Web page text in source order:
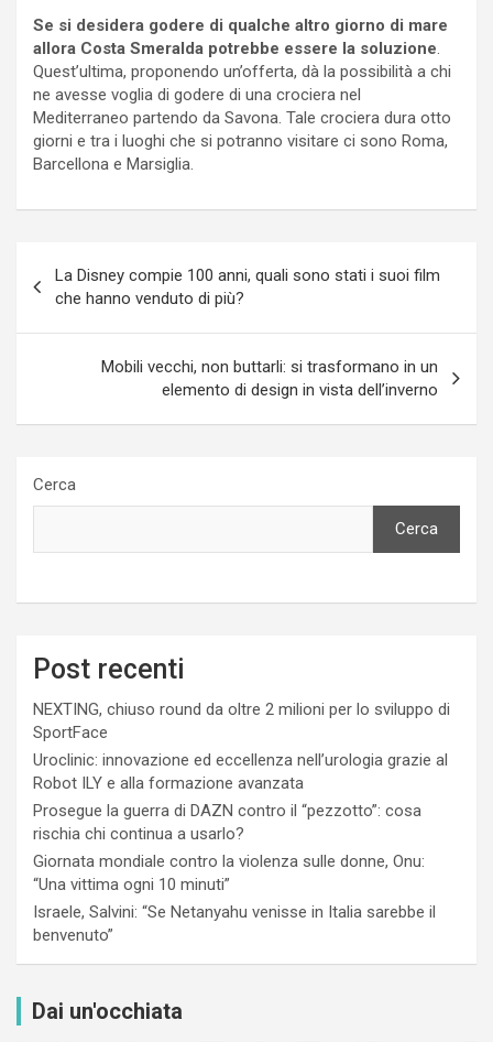
Se si desidera godere di qualche altro giorno di mare
allora Costa Smeralda potrebbe essere la soluzione.
Quest’ultima, proponendo un’offerta, dà la possibilità a chi
ne avesse voglia di godere di una crociera nel
Mediterraneo partendo da Savona. Tale crociera dura otto
giorni e tra i luoghi che si potranno visitare ci sono Roma,
Barcellona e Marsiglia.
articoli
La Disney compie 100 anni, quali sono stati i suoi film
che hanno venduto di più?
Mobili vecchi, non buttarli: si trasformano in un
elemento di design in vista dell’inverno
Cerca
Cerca
Post recenti
NEXTING, chiuso round da oltre 2 milioni per lo sviluppo di
SportFace
Uroclinic: innovazione ed eccellenza nell’urologia grazie al
Robot ILY e alla formazione avanzata
Prosegue la guerra di DAZN contro il “pezzotto”: cosa
rischia chi continua a usarlo?
Giornata mondiale contro la violenza sulle donne, Onu:
“Una vittima ogni 10 minuti”
Israele, Salvini: “Se Netanyahu venisse in Italia sarebbe il
benvenuto”
Dai un'occhiata